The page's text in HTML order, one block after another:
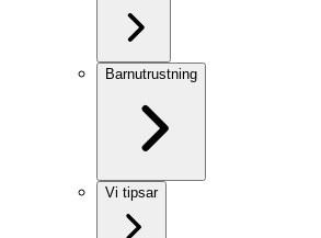
Barnutrustning
Vi tipsar